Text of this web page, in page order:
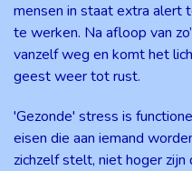
mensen in staat extra alert
te werken. Na afloop van
vanzelf weg en komt het
geest weer tot rust.
'Gezonde' stress is
eisen die aan iemand
zichzelf stelt, niet hoger zijn